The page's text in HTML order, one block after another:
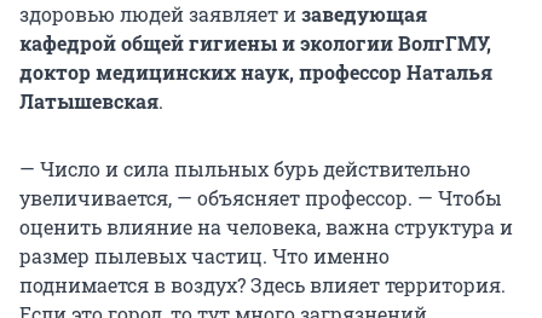
здоровью людей заявляет изаведующая
кафедрой общей гигиены и экологии ВолгГМУ,
доктор медицинских наук, профессор Наталья
Латышевская.
— Число и сила пыльных бурь действительно
увеличивается, — объясняет профессор. — Чтобы
оценить влияние на человека, важна структура и
размер пылевых частиц. Что именно
поднимается в воздух? Здесь влияет территория.